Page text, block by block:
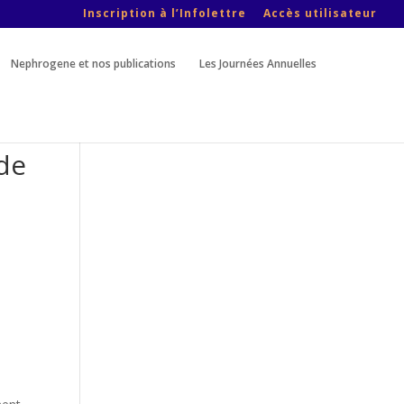
Inscription à l’Infolettre Accès utilisateur
Nephrogene et nos publications Les Journées Annuelles